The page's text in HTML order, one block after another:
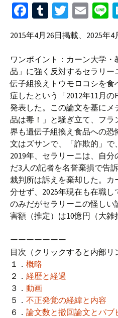
Fa
ce
b
o
o
k
T
u
m
bl
r
T
wi
tt
er
E
ai
l
n
e
2015年4月26日掲載、2025年4
ワンポイント：カーン大学
品」に強く反対するセラリー
伝子組換えトウモロコシを
症したという「2012年11月の
発表した。この論文を基に
品は毒！」と騒ぎ立て、フ
界も遺伝子組換え食品への
文はズサンで、「詐欺的」で
2019年、セラリーニは、自
だ3人の記者を名誉棄損で告
裁判所は訴えを棄却した。
分せず、2025年現在も在職
のみだがセラリーニの怪し
害額（推定）は10億円（大雑
ーーーーーーー
目次（クリックすると内部リ
１． 概略
２． 経歴と経過
３． 動画
５． 不正発覚の経緯と内容
６． 論文数と撤回論文とパブ